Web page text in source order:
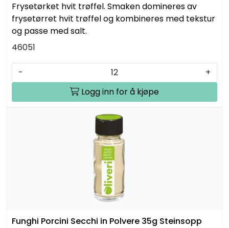
Frysetørket hvit trøffel. Smaken domineres av
frysetørret hvit trøffel og kombineres med tekstur
og passe med salt.
46051
-
+
Logg inn for å kjøpe
Funghi Porcini Secchi in Polvere 35g Steinsopp